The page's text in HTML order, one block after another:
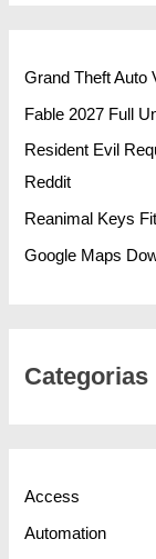
Grand Theft Auto
Fable 2027 Full
Resident Evil
Reddit
Reanimal Keys
Google Maps
Categorias
Access
Automation